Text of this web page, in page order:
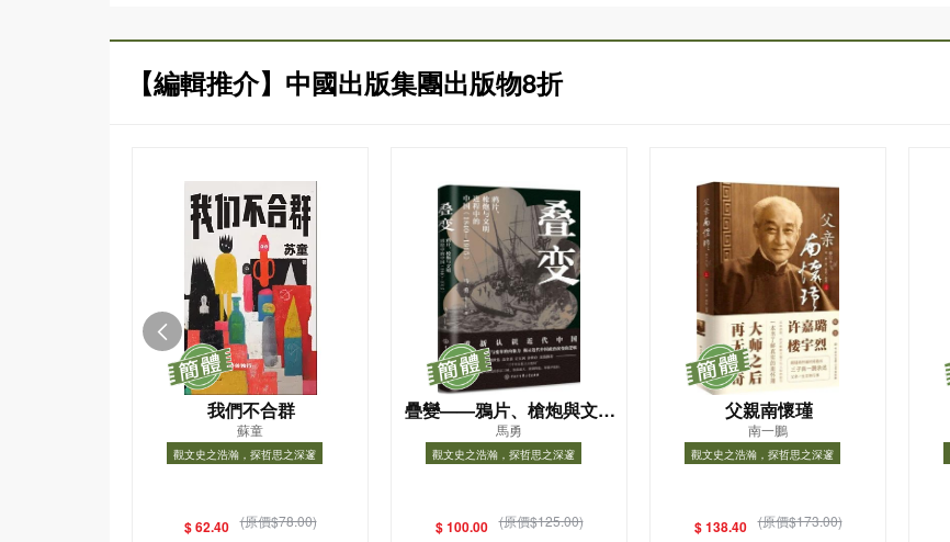
【編輯推介】中國出版集團出版物8折
我們不合群
蘇童
觀文史之浩瀚，探哲思之深邃
$ 62.40 (原價$78.00)
疊變——鴉片、槍炮與文明
進程中的中國(1840-1915)
馬勇
觀文史之浩瀚，探哲思之深邃
$ 100.00 (原價$125.00)
父親南懷瑾
南一鵬
觀文史之浩瀚，探哲思之深邃
$ 138.40 (原價$173.00)